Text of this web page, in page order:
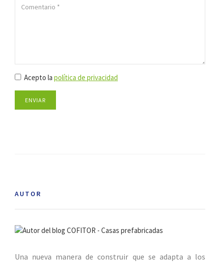
Acepto la política de privacidad
ENVIAR
AUTOR
Una nueva manera de construir que se adapta a los